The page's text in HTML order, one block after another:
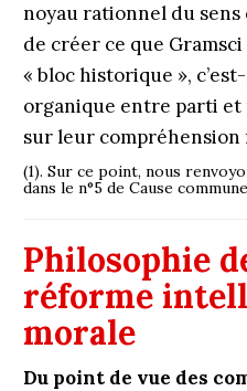
noyau rationnel du sens
de créer ce que
« bloc historique »,
organique entre parti
sur leur compréhension
(1). Sur ce point, nous
dans le n°5 de Cause
Philosophie
réforme
morale
Du point de vue des